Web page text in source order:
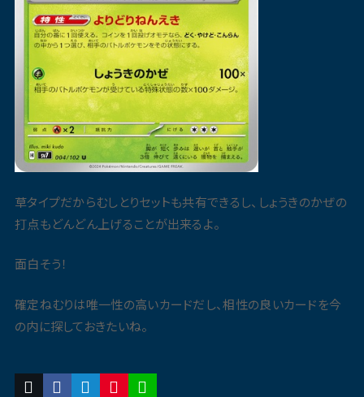
草タイプだからむしとりセットも共有できるし、しょうきのかぜの
打点もどんどん上げることが出来るよ。
面白そう！
確定ねむりは唯一性の高いカードだし、相性の良いカードを今
の内に探しておきたいね。